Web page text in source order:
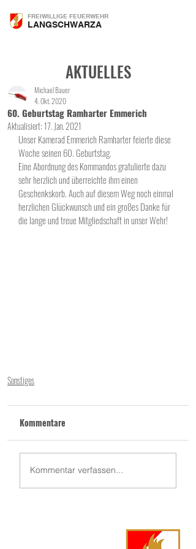
FREIWILLIGE FEUERWEHR
LANGSCHWARZA
AKTUELLES
60. Geburtstag Ramharter Emmerich
Michael Bauer
4. Okt. 2020
Aktualisiert:17. Jan. 2021
Unser Kamerad Emmerich Ramharter feierte diese
Woche seinen 60. Geburtstag.
Eine Abordnung des Kommandos gratulierte dazu
sehr herzlich und überreichte ihm einen
Geschenkskorb. Auch auf diesem Weg noch einmal
herzlichen Glückwunsch und ein großes Danke für
die lange und treue Mitgliedschaft in unser Wehr!
Sonstiges
Kommentare
Kommentar verfassen...